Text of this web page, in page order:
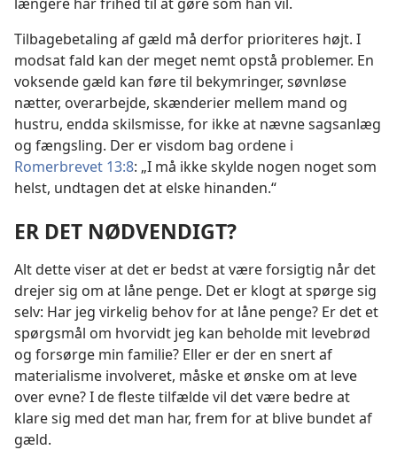
Tilbagebetaling af gæld må derfor prioriteres højt. I
modsat fald kan der meget nemt opstå problemer. En
voksende gæld kan føre til bekymringer, søvnløse
nætter, overarbejde, skænderier mellem mand og
hustru, endda skilsmisse, for ikke at nævne sagsanlæg
og fængsling. Der er visdom bag ordene i
Romerbrevet 13:8: „I må ikke skylde nogen noget som
helst, undtagen det at elske hinanden.“
ER DET NØDVENDIGT?
Alt dette viser at det er bedst at være forsigtig når det
drejer sig om at låne penge. Det er klogt at spørge sig
selv: Har jeg virkelig behov for at låne penge? Er det et
spørgsmål om hvorvidt jeg kan beholde mit levebrød
og forsørge min familie? Eller er der en snert af
materialisme involveret, måske et ønske om at leve
over evne? I de fleste tilfælde vil det være bedre at
klare sig med det man har, frem for at blive bundet af
gæld.